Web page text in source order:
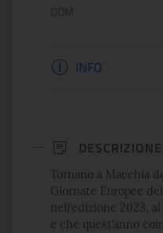
DOM
Informazioni
INFO
DESCRIZIONE
Tornano a Macchia
Giornate Europee
nell’edizione 2023,
e che quest’anno